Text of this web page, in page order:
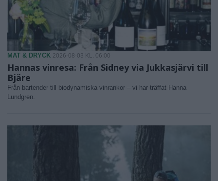
MAT & DRYCK 2026-08-03 KL. 06:00
Hannas vinresa: Från Sidney via Jukkasjärvi till
Bjäre
Från bartender till biodynamiska vinrankor – vi har träffat Hanna
Lundgren.